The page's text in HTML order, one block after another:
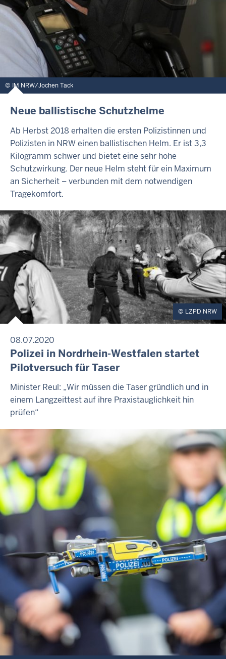
IM NRW/Jochen Tack
Neue ballistische Schutzhelme
Ab Herbst 2018 erhalten die ersten Polizistinnen und
Polizisten in NRW einen ballistischen Helm. Er ist 3,3
Kilogramm schwer und bietet eine sehr hohe
Schutzwirkung. Der neue Helm steht für ein Maximum
an Sicherheit – verbunden mit dem notwendigen
Tragekomfort.
LZPD NRW
08.07.2020
Polizei in Nordrhein-Westfalen startet
Pilotversuch für Taser
Minister Reul: „Wir müssen die Taser gründlich und in
einem Langzeittest auf ihre Praxistauglichkeit hin
prüfen“